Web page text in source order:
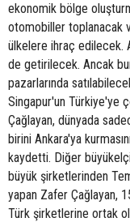
ekonomik bölge
otomobiller toplanacak
ülkelere ihraç edilecek.
de getirilecek. Ancak
pazarlarında
Singapur'un Türkiye'ye
Çağlayan, dünyada
birini Ankara'ya
kaydetti. Diğer
büyük şirketlerinden
yapan Zafer Çağlayan,
Türk şirketlerine ortak